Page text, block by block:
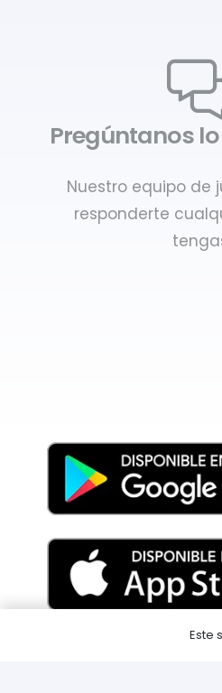
Pregúntanos
Nuestro equipo de
responderte
Este